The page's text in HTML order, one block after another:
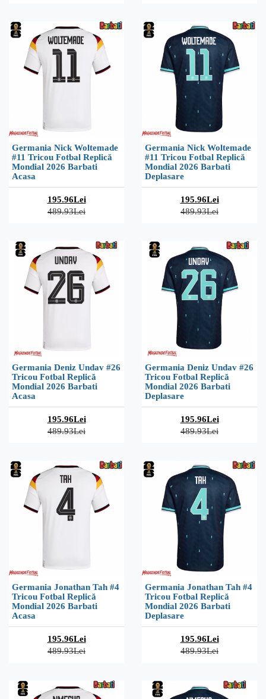
Germania Nick Woltemade
#11 Tricou Fotbal Replică
Mondial 2026 Barbati
Acasa
195.96Lei
489.93Lei
Germania Nick Woltemade
#11 Tricou Fotbal Replică
Mondial 2026 Barbati
Deplasare
195.96Lei
489.93Lei
Germania Deniz Undav #26
Tricou Fotbal Replică
Mondial 2026 Barbati
Acasa
195.96Lei
489.93Lei
Germania Deniz Undav #26
Tricou Fotbal Replică
Mondial 2026 Barbati
Deplasare
195.96Lei
489.93Lei
Germania Jonathan Tah #4
Tricou Fotbal Replică
Mondial 2026 Barbati
Acasa
195.96Lei
489.93Lei
Germania Jonathan Tah #4
Tricou Fotbal Replică
Mondial 2026 Barbati
Deplasare
195.96Lei
489.93Lei